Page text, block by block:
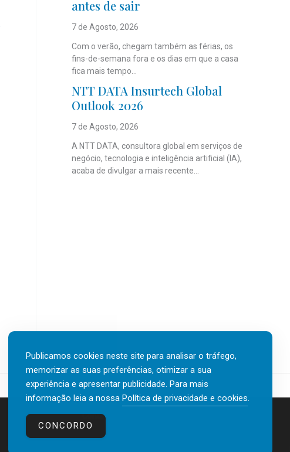
antes de sair
7 de Agosto, 2026
Com o verão, chegam também as férias, os
fins-de-semana fora e os dias em que a casa
fica mais tempo...
NTT DATA Insurtech Global
Outlook 2026
7 de Agosto, 2026
A NTT DATA, consultora global em serviços de
negócio, tecnologia e inteligência artificial (IA),
acaba de divulgar a mais recente...
Contactos
Publicamos cookies neste site para analisar o tráfego,
memorizar as suas preferências, otimizar a sua
experiência e apresentar publicidade. Para mais
informação leia a nossa Política de privacidade e cookies.
CONCORDO